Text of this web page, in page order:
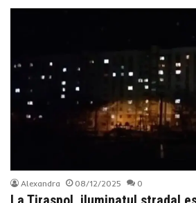
Alexandra 08/12/2025 0